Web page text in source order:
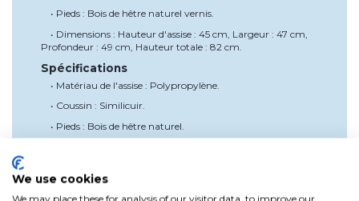
• Pieds : Bois de hêtre naturel vernis.
• Dimensions : Hauteur d'assise : 45 cm, Largeur : 47 cm,
Profondeur : 49 cm, Hauteur totale : 82 cm.
Spécifications
• Matériau de l'assise : Polypropylène.
• Coussin : Similicuir.
• Pieds : Bois de hêtre naturel.
◦ Hauteur d'assise : 45 cm
We use cookies
We may place these for analysis of our visitor data, to improve our